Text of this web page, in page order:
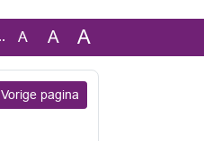
A A A
Vorige pagina